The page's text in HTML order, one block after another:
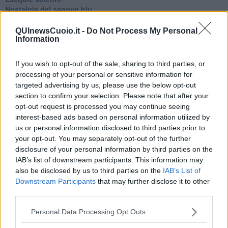
QUInewsCuoio.it - Do Not Process My Personal
Information
If you wish to opt-out of the sale, sharing to third parties, or
processing of your personal or sensitive information for
targeted advertising by us, please use the below opt-out
section to confirm your selection. Please note that after your
opt-out request is processed you may continue seeing
interest-based ads based on personal information utilized by
us or personal information disclosed to third parties prior to
your opt-out. You may separately opt-out of the further
disclosure of your personal information by third parties on the
IAB’s list of downstream participants. This information may
also be disclosed by us to third parties on the IAB’s List of
Downstream Participants that may further disclose it to other
Personal Data Processing Opt Outs
Nostalgia del sangue blu
Non avere e non essere
Armiamoci e... avviatevi
Schizzi di fango
Sor-riso amaro
Fine anno al ristorante
La festa di Capodanno
Natale 2024
Re e regnanti
A noi interessa il dito non la luna
Come rubare allo stato e vivere felici
Una performance
Il compagno
​Io (allo specchio)
Tramonto
Passato, presente, futuro
L'ultimo post
Leggendo l'Eneide